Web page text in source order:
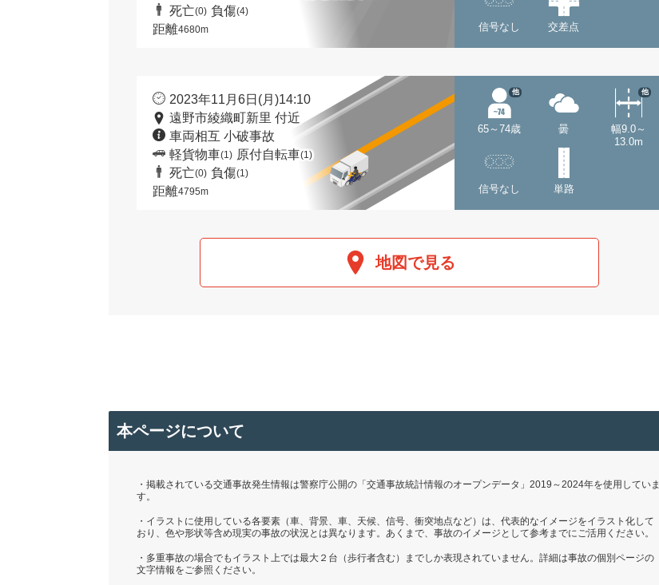
死亡(0) 負傷(4)
距離4680m 信号なし 交差点
2023年11月6日(月)14:10
遠野市綾織町新里 付近
車両相互 小破事故
軽貨物車(1) 原付自転車(1)
死亡(0) 負傷(1)
距離4795m
65～74歳
他
曇
幅9.0～
13.0m
他
信号なし 単路
地図で見る
本ページについて
・掲載されている交通事故発生情報は警察庁公開の「交通事故統計情報のオープンデータ」2019～2024年を使用していま
す。
・イラストに使用している各要素（車、背景、車、天候、信号、衝突地点など）は、代表的なイメージをイラスト化して
おり、色や形状等含め現実の事故の状況とは異なります。あくまで、事故のイメージとして参考までにご活用ください。
・多重事故の場合でもイラスト上では最大２台（歩行者含む）までしか表現されていません。詳細は事故の個別ページの
文字情報をご参照ください。